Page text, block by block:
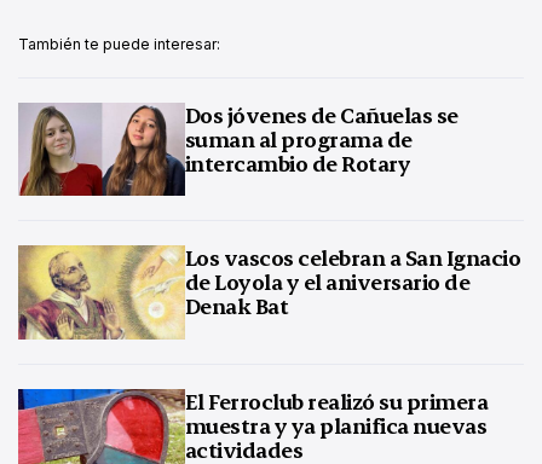
También te puede interesar:
Dos jóvenes de Cañuelas se
suman al programa de
intercambio de Rotary
Los vascos celebran a San Ignacio
de Loyola y el aniversario de
Denak Bat
El Ferroclub realizó su primera
muestra y ya planifica nuevas
actividades